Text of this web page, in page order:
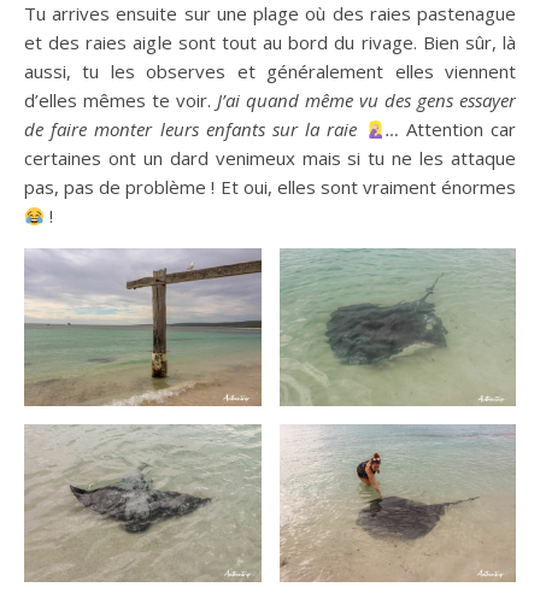
Tu arrives ensuite sur une plage où des raies pastenague
et des raies aigle sont tout au bord du rivage. Bien sûr, là
aussi, tu les observes et généralement elles viennent
d’elles mêmes te voir. J’ai quand même vu des gens essayer
de faire monter leurs enfants sur la raie
… Attention car
certaines ont un dard venimeux mais si tu ne les attaque
pas, pas de problème ! Et oui, elles sont vraiment énormes
!